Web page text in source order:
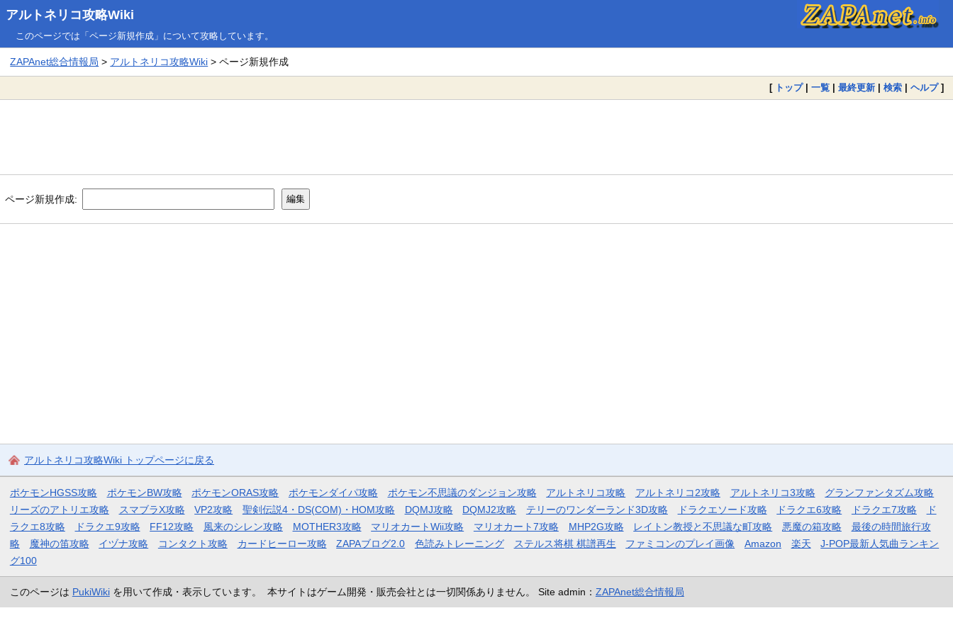
アルトネリコ攻略Wiki
このページでは「ページ新規作成」について攻略しています。
ZAPAnet総合情報局 > アルトネリコ攻略Wiki > ページ新規作成
[ トップ| 一覧 | 最終更新 | 検索 | ヘルプ]
ページ新規作成:
アルトネリコ攻略Wiki トップページに戻る
ポケモンHGSS攻略 ポケモンBW攻略 ポケモンORAS攻略 ポケモンダイパ攻略 ポケモン不思議のダンジョン攻略 アルトネリコ攻略 アルトネリコ2攻略 アルトネリコ3攻略
グランファンタズム攻略
リーズのアトリエ攻略
スマブラX攻略 VP2攻略 聖剣伝説4・DS(COM)・HOM攻略 DQMJ攻略 DQMJ2攻略 テリーのワンダーランド3D攻略 ドラクエソード攻略 ドラクエ6攻略 ドラクエ7攻略
ド
ラクエ8攻略
ドラクエ9攻略 FF12攻略 風来のシレン攻略 MOTHER3攻略 マリオカートWii攻略 マリオカート7攻略 MHP2G攻略 レイトン教授と不思議な町攻略 悪魔の箱攻略
最後の時間旅行攻
略
魔神の笛攻略 イヅナ攻略 コンタクト攻略 カードヒーロー攻略 ZAPAブログ2.0 色読みトレーニング ステルス将棋 棋譜再生 ファミコンのプレイ画像 Amazon 楽天
J-POP最新人気曲ランキン
グ100
このページは PukiWikiを用いて作成・表示しています。 本サイトはゲーム開発・販売会社とは一切関係ありません。 Site admin： ZAPAnet総合情報局